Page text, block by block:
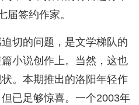
届签约作家。
切的问题，是文学梯队的
小说创作上。当然，这也
。本期推出的洛阳年轻作
已足够惊喜。一个2003年